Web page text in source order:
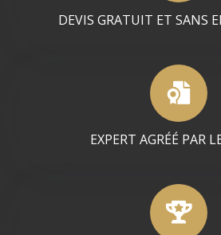
DEVIS GRATUIT ET SANS
EXPERT AGRÉÉ PAR